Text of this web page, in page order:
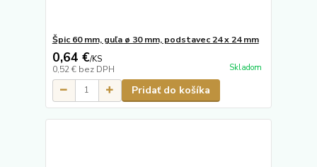
Špic 60 mm, guľa ø 30 mm, podstavec 24 x 24 mm
0,64 €/KS
0,52 € bez DPH Skladom
Pridať do košíka